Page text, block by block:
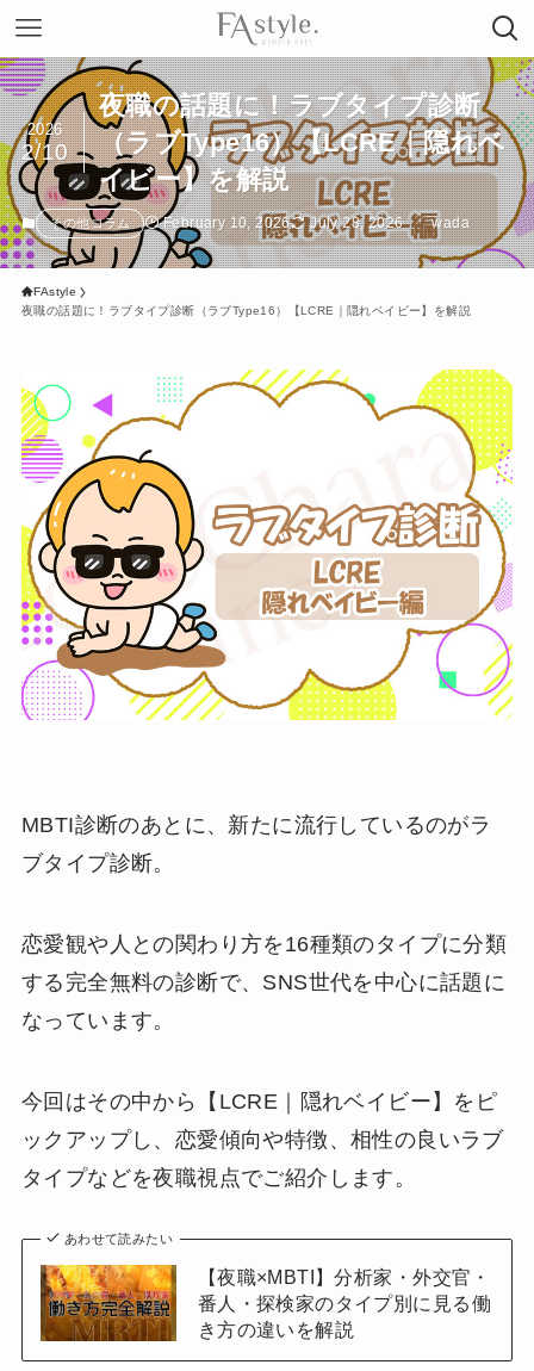
夜職の話題に！ラブタイプ診断
（ラブType16）【LCRE｜隠れベ
イビー】を解説
2026
2/10
その他コラム February 10, 2026 July 28, 2026 wada
FAstyle
夜職の話題に！ラブタイプ診断（ラブType16）【LCRE｜隠れベイビー】を解説
MBTI診断のあとに、新たに流行しているのがラ
ブタイプ診断。
恋愛観や人との関わり方を16種類のタイプに分類
する完全無料の診断で、SNS世代を中心に話題に
なっています。
今回はその中から【LCRE｜隠れベイビー】をピ
ックアップし、恋愛傾向や特徴、相性の良いラブ
タイプなどを夜職視点でご紹介します。
あわせて読みたい
【夜職×MBTI】分析家・外交官・
番人・探検家のタイプ別に見る働
き方の違いを解説